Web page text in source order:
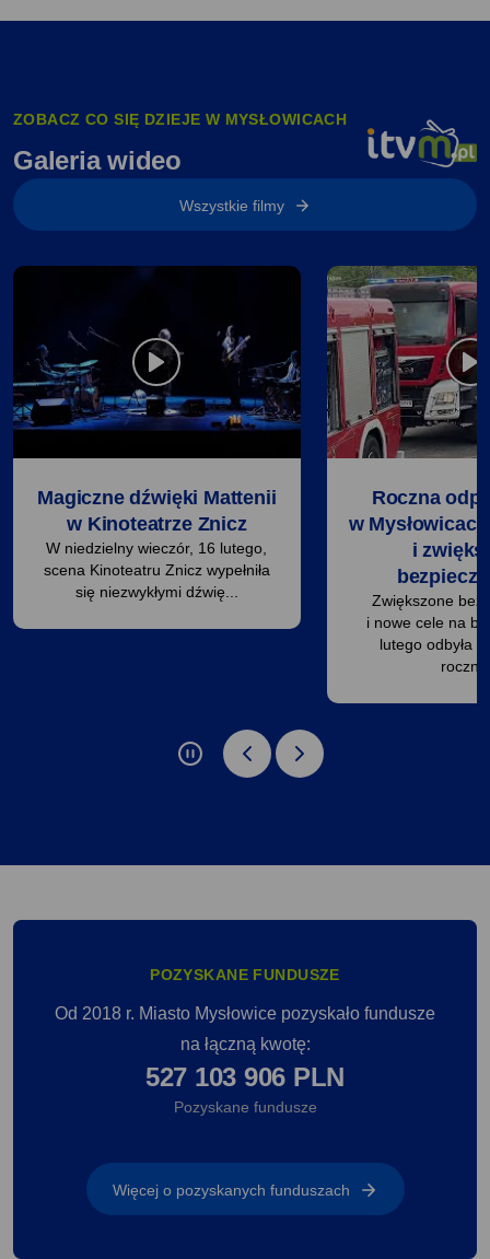
ZOBACZ CO SIĘ DZIEJE W MYSŁOWICACH
Galeria wideo
Wszystkie filmy
Magiczne
w Kinoteatrze
Znicz
Magiczne dźwięki Mattenii
w Kinoteatrze Znicz
W niedzielny wieczór, 16 lutego,
scena Kinoteatru Znicz wypełniła
się niezwykłymi dźwię...
Roczna
odprawa
PSP
w Mysłowicach:
nowe
cele
i zwiększone
bezpieczeństwo
Roczna
w
i
Zwiększone
i nowe cele na
lutego odbyła
zatrzymaj slider: Galeria wideo
POZYSKANE FUNDUSZE
Od 2018 r. Miasto Mysłowice pozyskało fundusze
na łączną kwotę:
527 103 906 PLN
Pozyskane fundusze
Więcej o pozyskanych funduszach